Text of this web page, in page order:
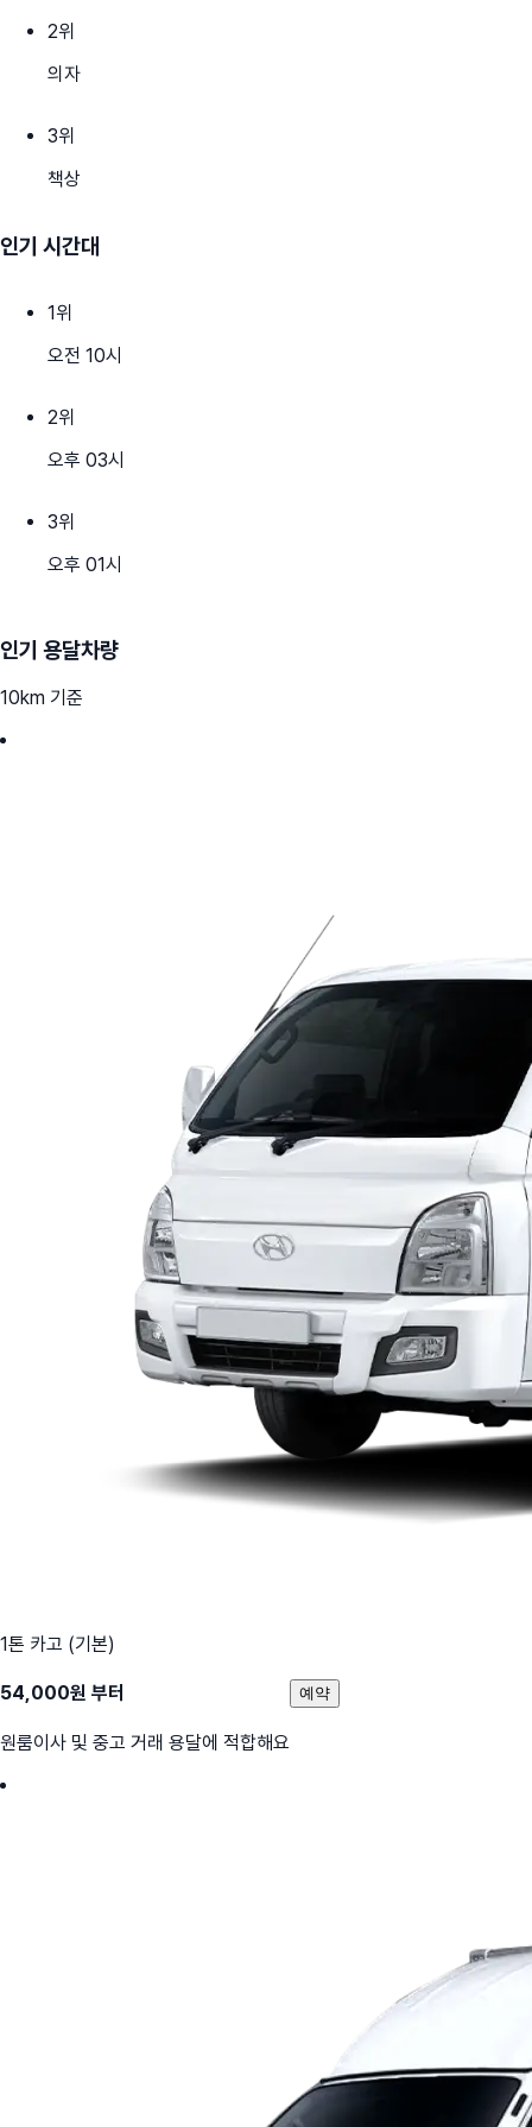
2위
의자
3위
책상
인기 시간대
1위
오전 10시
2위
오후 03시
3위
오후 01시
인기 용달차량
10km 기준
1톤 카고 (기본)
54,000원 부터
원룸이사 및 중고 거래 용달에 적합해요
예약